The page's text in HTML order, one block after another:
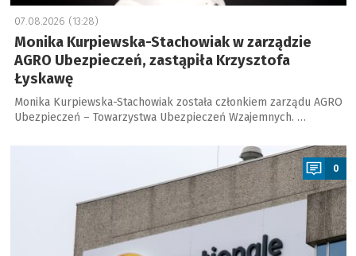
07.08.2026 (13:28)
Monika Kurpiewska-Stachowiak w zarządzie
AGRO Ubezpieczeń, zastąpiła Krzysztofa
Łyskawę
Monika Kurpiewska-Stachowiak została członkiem zarządu AGRO
Ubezpieczeń – Towarzystwa Ubezpieczeń Wzajemnych. …
0